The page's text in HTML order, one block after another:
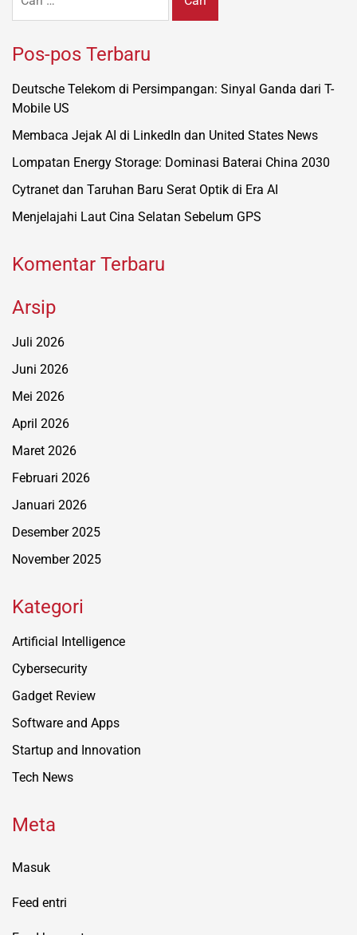
untuk:
Pos-pos Terbaru
Deutsche Telekom di Persimpangan: Sinyal Ganda dari T-
Mobile US
Membaca Jejak AI di LinkedIn dan United States News
Lompatan Energy Storage: Dominasi Baterai China 2030
Cytranet dan Taruhan Baru Serat Optik di Era AI
Menjelajahi Laut Cina Selatan Sebelum GPS
Komentar Terbaru
Arsip
Juli 2026
Juni 2026
Mei 2026
April 2026
Maret 2026
Februari 2026
Januari 2026
Desember 2025
November 2025
Kategori
Artificial Intelligence
Cybersecurity
Gadget Review
Software and Apps
Startup and Innovation
Tech News
Meta
Masuk
Feed entri